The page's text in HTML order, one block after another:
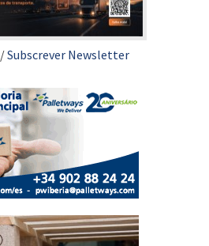
/Subscrever Newsletter